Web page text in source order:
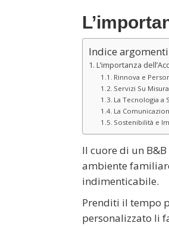
Indice argomenti
L’importanza
Rinnova e
Servizi Su
La Tecnologia a
La
Sostenibilità e
Il cuore di un
ambiente
indimenticabile.
Prenditi il tempo
personalizzato li